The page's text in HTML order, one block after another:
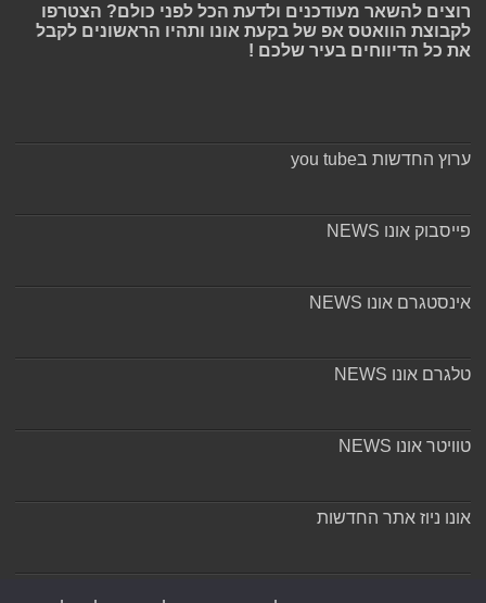
רוצים להשאר מעודכנים ולדעת הכל לפני כולם? הצטרפו
לקבוצת הוואטס אפ של בקעת אונו ותהיו הראשונים לקבל
את כל הדיווחים בעיר שלכם !
ערוץ החדשות בyou tube
פייסבוק אונו NEWS
אינסטגרם אונו NEWS
טלגרם אונו NEWS
טוויטר אונו NEWS
אונו ניוז אתר החדשות